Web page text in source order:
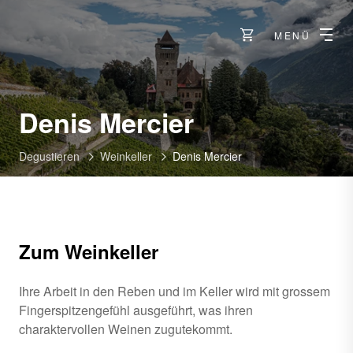
MENÜ
Denis Mercier-
Siders
Degustieren Weinkeller Denis Mercier
Zum Weinkeller
Ihre Arbeit in den Reben und im Keller wird mit grossem
Fingerspitzengefühl ausgeführt, was ihren
charaktervollen Weinen zugutekommt.